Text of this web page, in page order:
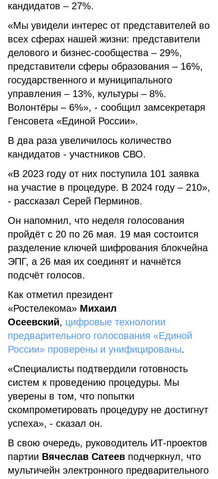
кандидатов – 27%.
«Мы увидели интерес от представителей во
всех сферах нашей жизни: представители
делового и бизнес-сообщества – 29%,
представители сферы образования – 16%,
государственного и муниципального
управления – 13%, культуры – 8%.
Волонтёры – 6%», - сообщил замсекретаря
Генсовета «Единой России».
В два раза увеличилось количество
кандидатов - участников СВО.
«В 2023 году от них поступила 101 заявка
на участие в процедуре. В 2024 году – 210»,
- рассказал Серей Перминов.
Он напомнил, что неделя голосования
пройдёт с 20 по 26 мая. 19 мая состоится
разделение ключей шифрования блокчейна
ЭПГ, а 26 мая их соединят и начнётся
подсчёт голосов.
Как отметил президент
«Ростелекома» Михаил
Осеевский, цифровые технологии
предварительного голосования «Единой
России» проверены и унифицированы.
«Специалисты подтвердили готовность
систем к проведению процедуры. Мы
уверены в том, что попытки
скомпрометировать процедуру не достигнут
успеха», - сказал он.
В свою очередь, руководитель ИТ-проектов
партии Вячеслав Сатеев подчеркнул, что
мультичейн электронного предварительного